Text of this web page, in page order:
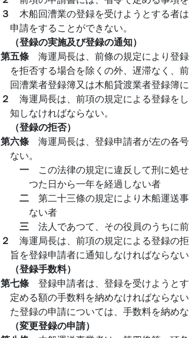
３ 木船回漕業の登録を受けようとする者
申請をすることができない。
（登録の実施及び登録の通知）
第五條 海運局長は、前條の規定により登
を拒否する場合を除くの外、遅滞なく、
回漕業者登録簿又は木船貸渡業者登録簿
２ 海運局長は、前項の規定による登録を
知しなければならない。
（登録の拒否）
第六條 海運局長は、登録申請者が左の各
ない。
一 この法律の規定に違反して刑に処
つた日から一年を経過しない者
二 第二十三條の規定により木船運送
ない者
三 法人であつて、その役員のうちに
２ 海運局長は、前項の規定による登録の
旨を登録申請者に通知しなければならない
（登録手数料）
第七條 登録申請者は、登録を受けようと
定める額の手数料を納めなければならな
た登録の申請については、手数料を納めな
（変更登録の申請）